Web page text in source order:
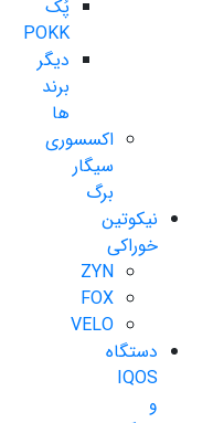
پُک
POKK
دیگر
برند
ها
اکسسوری
سیگار
برگ
نیکوتین
خوراکی
ZYN
FOX
VELO
دستگاه
IQOS
و